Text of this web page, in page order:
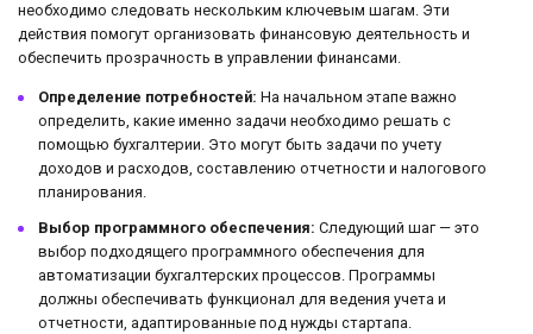
необходимо следовать нескольким ключевым шагам. Эти
действия помогут организовать финансовую деятельность и
обеспечить прозрачность в управлении финансами.
Определение потребностей: На начальном этапе важно
определить, какие именно задачи необходимо решать с
помощью бухгалтерии. Это могут быть задачи по учету
доходов и расходов, составлению отчетности и налогового
планирования.
Выбор программного обеспечения: Следующий шаг — это
выбор подходящего программного обеспечения для
автоматизации бухгалтерских процессов. Программы
должны обеспечивать функционал для ведения учета и
отчетности, адаптированные под нужды стартапа.